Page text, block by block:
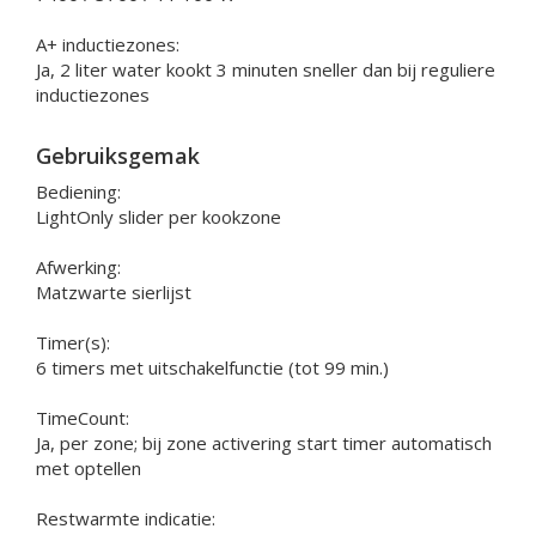
A+ inductiezones:
Ja, 2 liter water kookt 3 minuten sneller dan bij reguliere
inductiezones
Gebruiksgemak
Bediening:
LightOnly slider per kookzone
Afwerking:
Matzwarte sierlijst
Timer(s):
6 timers met uitschakelfunctie (tot 99 min.)
TimeCount:
Ja, per zone; bij zone activering start timer automatisch
met optellen
Restwarmte indicatie: